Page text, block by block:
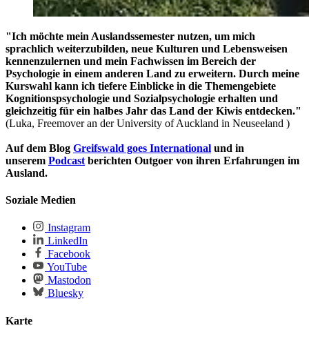
"Ich möchte mein Auslandssemester nutzen, um mich
sprachlich weiterzubilden, neue Kulturen und Lebensweisen
kennenzulernen und mein Fachwissen im Bereich der
Psychologie in einem anderen Land zu erweitern. Durch meine
Kurswahl kann ich tiefere Einblicke in die Themengebiete
Kognitionspsychologie und Sozialpsychologie erhalten und
gleichzeitig für ein halbes Jahr das Land der Kiwis entdecken."
(Luka, Freemover an der University of Auckland in Neuseeland )
Auf dem Blog Greifswald goes International und in
unserem Podcast berichten Outgoer von ihren Erfahrungen im
Ausland.
Soziale Medien
Instagram
LinkedIn
Facebook
YouTube
Mastodon
Bluesky
Karte